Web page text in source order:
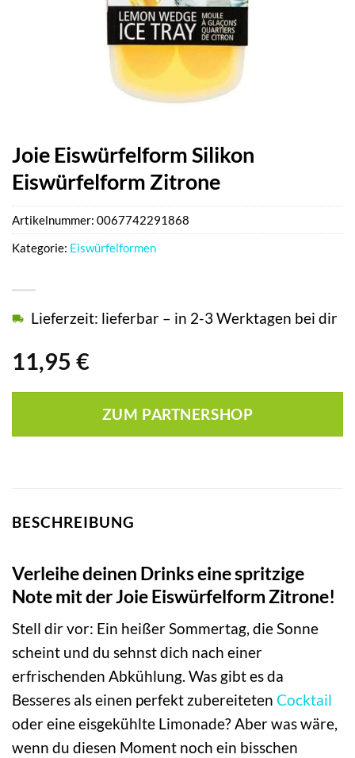
Joie Eiswürfelform Silikon
Eiswürfelform Zitrone
11,95 €
Lieferzeit: lieferbar – in 2-3 Werktagen bei dir
ZUM PARTNERSHOP
Artikelnummer: 0067742291868
Kategorie: Eiswürfelformen
BESCHREIBUNG
Verleihe deinen Drinks eine spritzige
Note mit der Joie Eiswürfelform Zitrone!
Stell dir vor: Ein heißer Sommertag, die Sonne
scheint und du sehnst dich nach einer
erfrischenden Abkühlung. Was gibt es da
Besseres als einen perfekt zubereiteten Cocktail
oder eine eisgekühlte Limonade? Aber was wäre,
wenn du diesen Moment noch ein bisschen